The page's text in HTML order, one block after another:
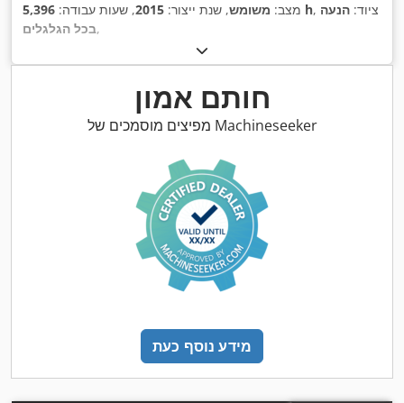
מצב: משומש, שנת ייצור: 2015, שעות עבודה: 5,396 h , ציוד: הנעה
בכל הגלגלים,
חותם אמון
מפיצים מוסמכים של Machineseeker
מידע נוסף כעת